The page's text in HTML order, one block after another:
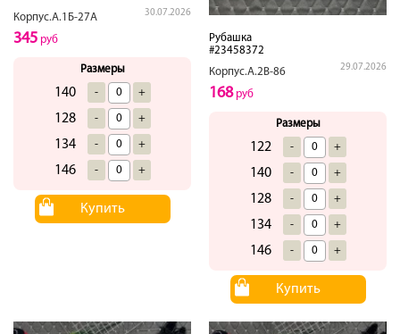
Корпус.А.1Б-27А
30.07.2026
345 руб
Размеры
140 - +
128 - +
134 - +
146 - +
Купить
Рубашка
#23458372
Корпус.А.2В-86
29.07.2026
168руб
Размеры
122 - +
140 - +
128 - +
134 - +
146 - +
Купить